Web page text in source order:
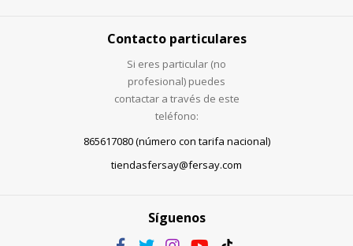
Contacto particulares
Si eres particular (no
profesional) puedes
contactar a través de este
teléfono:
865617080 (número con tarifa nacional)
tiendasfersay@fersay.com
Síguenos